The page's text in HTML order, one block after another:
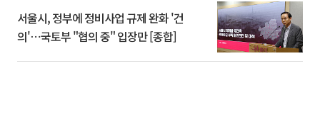
서울시, 정부에 정비사업 규제 완화 '건
의'⋯국토부 "협의 중" 입장만 [종합]